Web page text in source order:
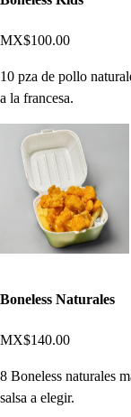
MX$100.00
10 pza de pollo
a la francesa.
Boneless Naturales
MX$140.00
8 Boneless naturales
salsa a elegir.